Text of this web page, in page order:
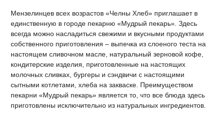
Мензелинцев всех возрастов «Челны Хлеб» приглашает в
единственную в городе пекарню «Мудрый пекарь». Здесь
всегда можно насладиться свежими и вкусными продуктами
собственного приготовления – выпечка из слоеного теста на
настоящем сливочном масле, натуральный зерновой кофе,
кондитерские изделия, приготовленные на настоящих
молочных сливках, бургеры и сэндвичи с настоящими
сытными котлетами, хлеба на закваске. Преимуществом
пекарни «Мудрый пекарь» является то, что все блюда здесь
приготовлены исключительно из натуральных ингредиентов.